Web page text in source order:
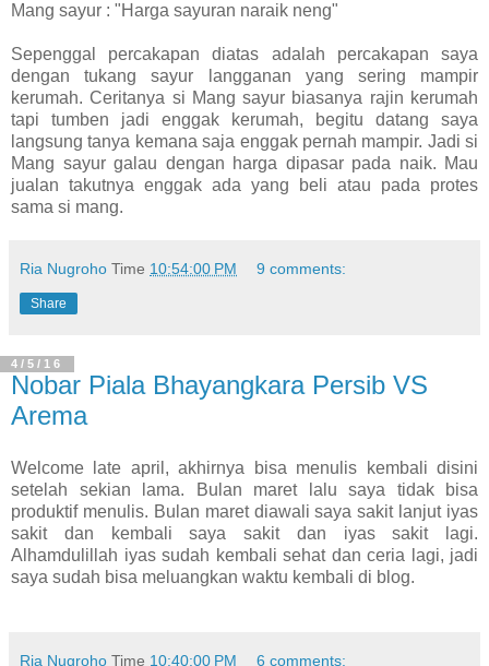
Mang sayur : "Harga sayuran naraik neng"
Sepenggal percakapan diatas adalah percakapan saya
dengan tukang sayur langganan yang sering mampir
kerumah. Ceritanya si Mang sayur biasanya rajin kerumah
tapi tumben jadi enggak kerumah, begitu datang saya
langsung tanya kemana saja enggak pernah mampir. Jadi si
Mang sayur galau dengan harga dipasar pada naik. Mau
jualan takutnya enggak ada yang beli atau pada protes
sama si mang.
Ria Nugroho Time 10:54:00 PM 9 comments:
Share
4/5/16
Nobar Piala Bhayangkara Persib VS
Arema
Welcome late april, akhirnya bisa menulis kembali disini
setelah sekian lama. Bulan maret lalu saya tidak bisa
produktif menulis. Bulan maret diawali saya sakit lanjut iyas
sakit dan kembali saya sakit dan iyas sakit lagi.
Alhamdulillah iyas sudah kembali sehat dan ceria lagi, jadi
saya sudah bisa meluangkan waktu kembali di blog.
Ria Nugroho Time 10:40:00 PM 6 comments: